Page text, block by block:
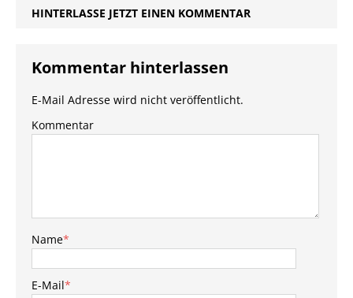
HINTERLASSE JETZT EINEN KOMMENTAR
Kommentar hinterlassen
E-Mail Adresse wird nicht veröffentlicht.
Kommentar
Name*
E-Mail*